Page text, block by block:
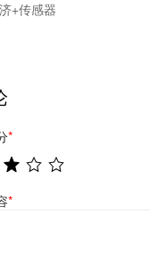
+传感器
*
*